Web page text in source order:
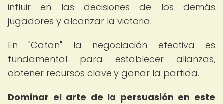
influir en las decisiones de los demás
jugadores y alcanzar la victoria.
En "Catan" la negociación efectiva es
fundamental para establecer alianzas,
obtener recursos clave y ganar la partida.
Dominar el arte de la persuasión en este